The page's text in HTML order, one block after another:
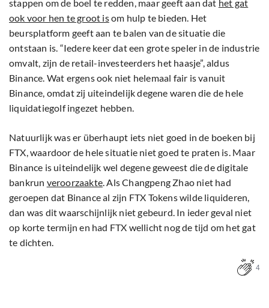
stappen om de boel te redden, maar geeft aan dat het gat
ook voor hen te groot isom hulp te bieden. Het
beursplatform geeft aan te balen van de situatie die
ontstaan is. “Iedere keer dat een grote speler in de industrie
omvalt, zijn de retail-investeerders het haasje”, aldus
Binance. Wat ergens ook niet helemaal fair is vanuit
Binance, omdat zij uiteindelijk degene waren die de hele
liquidatiegolf ingezet hebben.
Natuurlijk was er überhaupt iets niet goed in de boeken bij
FTX, waardoor de hele situatie niet goed te praten is. Maar
Binance is uiteindelijk wel degene geweest die de digitale
bankrun veroorzaakte . Als Changpeng Zhao niet had
geroepen dat Binance al zijn FTX Tokens wilde liquideren,
dan was dit waarschijnlijk niet gebeurd. In ieder geval niet
op korte termijn en had FTX wellicht nog de tijd om het gat
te dichten.
4